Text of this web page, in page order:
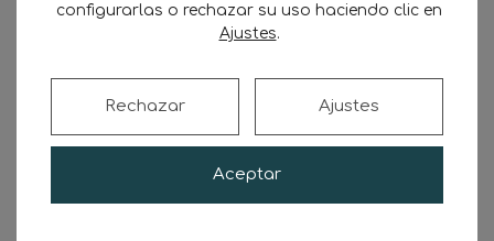
Etiquetas
acceso sector alquiler tractora amarre y
autonomo
ayudas transporte
2023 camionero capacitacion
comida camionero
configurarlas o rechazar su uso haciendo clic en
Ajustes.
Aceptar
Rechazar Ajustes